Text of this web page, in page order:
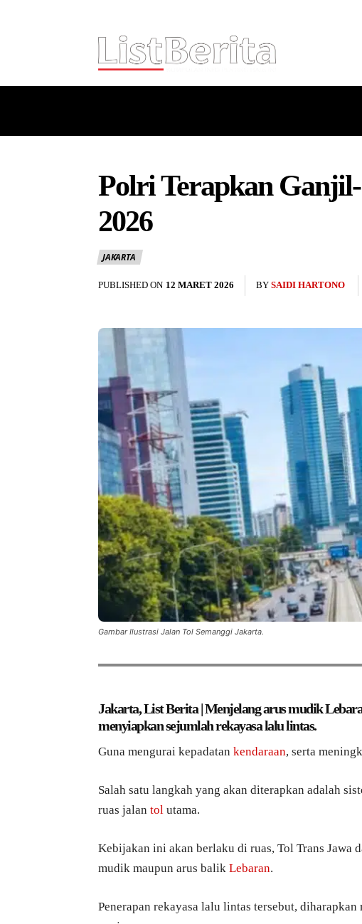
Polri Terapkan
2026
JAKARTA
PUBLISHED ON 12 MARET 2026 BY SAIDI HARTONO
Gambar Ilustrasi Jalan Tol Semanggi Jakarta.
Jakarta, List Berita | Menjelang arus mudik
menyiapkan sejumlah rekayasa lalu lintas.
Guna mengurai kepadatan kendaraan, serta
Salah satu langkah yang akan diterapkan adalah
ruas jalan tol utama.
Kebijakan ini akan berlaku di ruas, Tol Trans Jawa
mudik maupun arus balik Lebaran.
Penerapan rekayasa lalu lintas tersebut,